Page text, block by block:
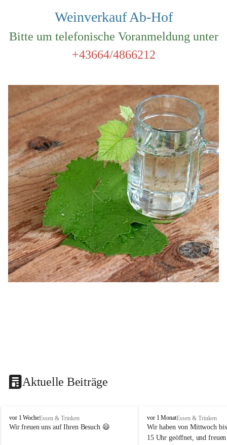
Weinverkauf Ab-Hof
Bitte um telefonische Voranmeldung unter
+43664/4866212
Aktuelle Beiträge
B
u
vor 1 WocheEssen & Trinken
Wir freuen uns auf Ihren Besuch 😃
B
u
s
vor 1 MonatEssen & Trinken
Wir haben von Mittwoch
15 Uhr geöffnet, und